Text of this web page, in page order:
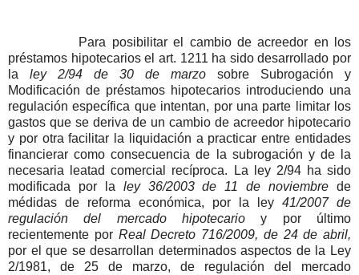
Para posibilitar el cambio de acreedor en los
préstamos hipotecarios el art. 1211 ha sido desarrollado por
la ley 2/94 de 30 de marzo sobre Subrogación y
Modificación de préstamos hipotecarios introduciendo una
regulación específica que intentan, por una parte limitar los
gastos que se deriva de un cambio de acreedor hipotecario
y por otra facilitar la liquidación a practicar entre entidades
financierar como consecuencia de la subrogación y de la
necesaria leatad comercial recíproca. La ley 2/94 ha sido
modificada por la ley 36/2003 de 11 de noviembre de
médidas de reforma económica, por la ley 41/2007 de
regulación del mercado hipotecario y por último
recientemente por Real Decreto 716/2009, de 24 de abril,
por el que se desarrollan determinados aspectos de la Ley
2/1981, de 25 de marzo, de regulación del mercado